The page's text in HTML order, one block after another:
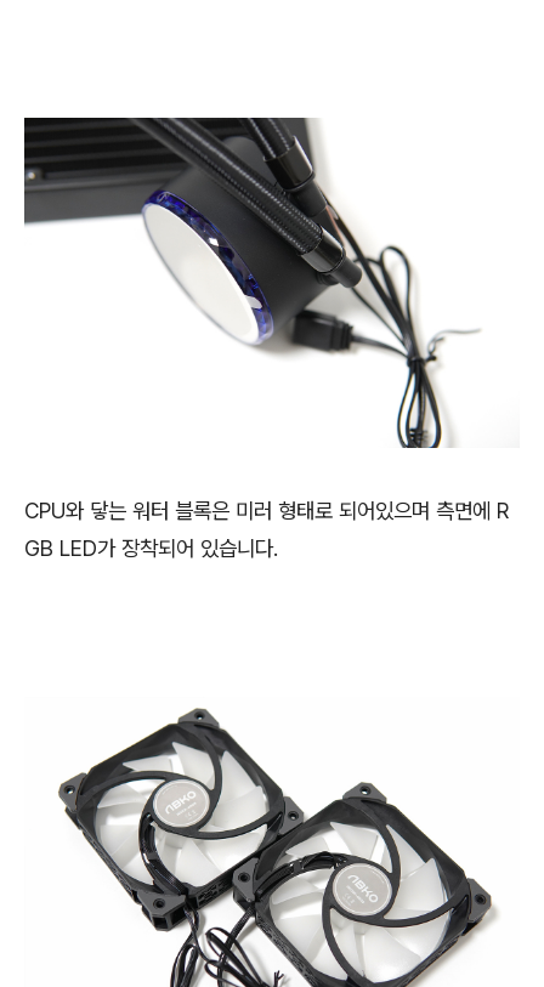
CPU와 닿는 워터 블록은 미러 형태로 되어있으며 측면에 R
GB LED가 장착되어 있습니다.